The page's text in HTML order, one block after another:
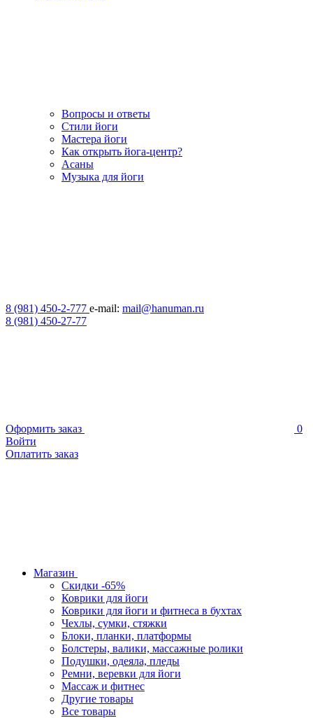
Вопросы и ответы
Стили йоги
Мастера йоги
Как открыть йога-центр?
Асаны
Музыка для йоги
8 (981) 450-2-777 e-mail: mail@hanuman.ru
8 (981) 450-27-77
Оформить заказ
0
Войти
Оплатить заказ
Магазин
Скидки -65%
Коврики для йоги
Коврики для йоги и фитнеса в бухтах
Чехлы, сумки, стяжки
Блоки, планки, платформы
Болстеры, валики, массажные ролики
Подушки, одеяла, пледы
Ремни, веревки для йоги
Массаж и фитнес
Другие товары
Все товары